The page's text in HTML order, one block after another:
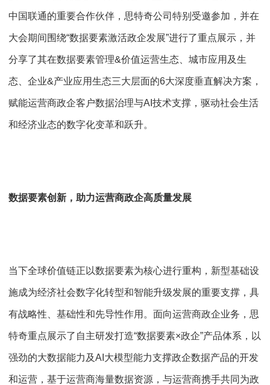
中国联通的重要合作伙伴，思特奇公司特别受邀参加，并在
大会期间围绕“数据要素激活政企发展”进行了重点展示，并
分享了其在数据要素管理&价值运营生态、城市应用及生
态、企业&产业应用生态三大层面的6大深度垂直解决方案，
赋能运营商政企客户数据治理与AI技术支撑，驱动社会生活
和经济业态的数字化变革和跃升。
数据要素创新，助力运营商政企高质量发展
当下全球价值链正以数据要素为核心进行重构，新型基础设
施成为经济社会数字化转型和智能升级发展的重要支撑，具
有战略性、基础性和先导性作用。面向运营商政企业务，思
特奇重点展示了自主研发打造“数据要素×政企”产品体系，以
强劲的大数据能力及AI大模型能力支撑政企数据产品的开发
和运营，基于运营商海量数据资源，与运营商携手共同为政